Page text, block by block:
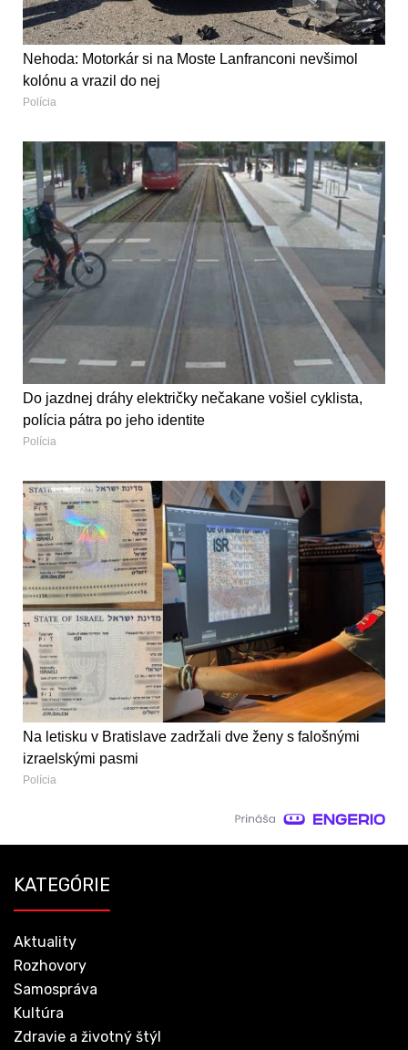
Nehoda: Motorkár si na Moste Lanfranconi nevšimol
kolónu a vrazil do nej
Polícia
Do jazdnej dráhy električky nečakane vošiel cyklista,
polícia pátra po jeho identite
Polícia
Na letisku v Bratislave zadržali dve ženy s falošnými
izraelskými pasmi
Polícia
KATEGÓRIE
Aktuality
Rozhovory
Samospráva
Kultúra
Zdravie a životný štýl